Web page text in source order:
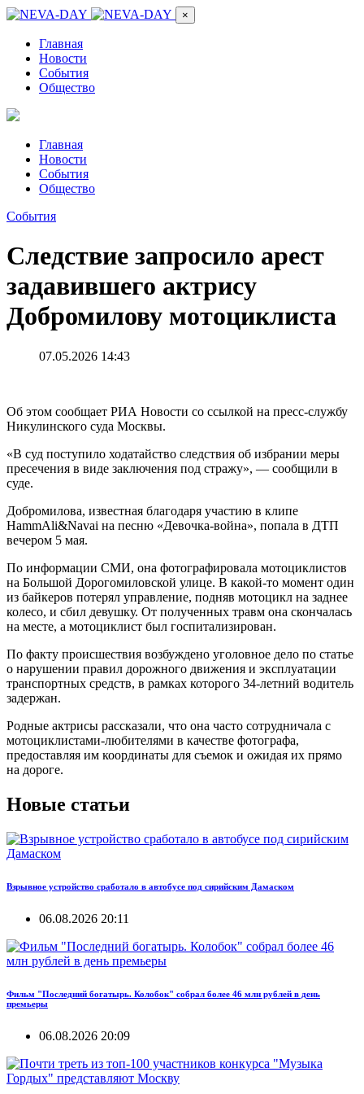
×
Главная
Новости
События
Общество
Главная
Новости
События
Общество
События
Следствие запросило арест
задавившего актрису
Добромилову мотоциклиста
07.05.2026 14:43
Об этом сообщает РИА Новости со ссылкой на пресс-службу
Никулинского суда Москвы.
«В суд поступило ходатайство следствия об избрании меры
пресечения в виде заключения под стражу», — сообщили в
суде.
Добромилова, известная благодаря участию в клипе
HammAli&Navai на песню «Девочка-война», попала в ДТП
вечером 5 мая.
По информации СМИ, она фотографировала мотоциклистов
на Большой Дорогомиловской улице. В какой-то момент один
из байкеров потерял управление, подняв мотоцикл на заднее
колесо, и сбил девушку. От полученных травм она скончалась
на месте, а мотоциклист был госпитализирован.
По факту происшествия возбуждено уголовное дело по статье
о нарушении правил дорожного движения и эксплуатации
транспортных средств, в рамках которого 34-летний водитель
задержан.
Родные актрисы рассказали, что она часто сотрудничала с
мотоциклистами-любителями в качестве фотографа,
предоставляя им координаты для съемок и ожидая их прямо
на дороге.
Новые статьи
Взрывное устройство сработало в автобусе под сирийским Дамаском
06.08.2026 20:11
Фильм "Последний богатырь. Колобок" собрал более 46 млн рублей в день
премьеры
06.08.2026 20:09